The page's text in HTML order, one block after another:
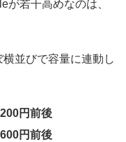
若干高めなのは、
並びで容量に連動し
円前後
円前後